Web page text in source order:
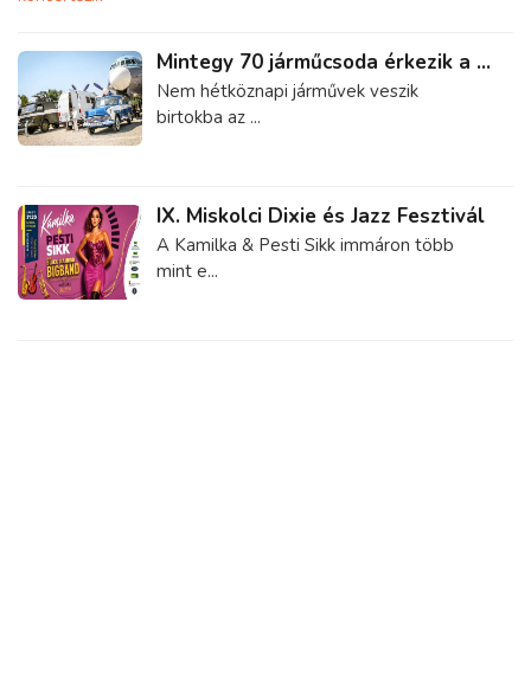
Mintegy 70 járműcsoda érkezik a ...
Nem hétköznapi járművek veszik
birtokba az ...
IX. Miskolci Dixie és Jazz Fesztivál
A Kamilka & Pesti Sikk immáron több
mint e...